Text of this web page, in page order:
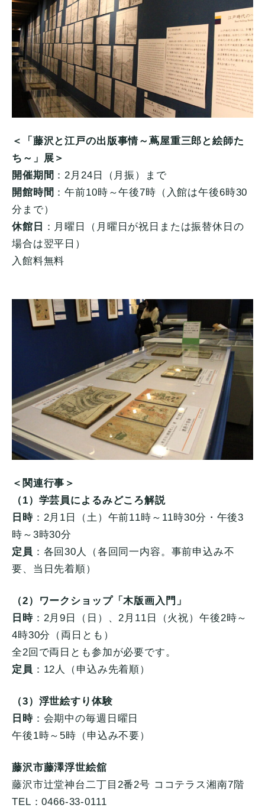
＜「藤沢と江戸の出版事情～蔦屋重三郎と絵師た
ち～」展＞
開催期間 ：2月24日（月振）まで
開館時間 ：午前10時～午後7時（入館は午後6時30
分まで）
休館日
：月曜日（月曜日が祝日または振替休日の
場合は翌平日）
入館料無料
＜関連行事＞
（1）学芸員によるみどころ解説
日時：2月1日（土）午前11時～11時30分・午後3
時～3時30分
定員 ：各回30人（各回同一内容。事前申込み不
要、当日先着順）
（2）ワークショップ「木版画入門」
日時：2月9日（日）、2月11日（火祝）午後2時～
4時30分（両日とも）
全2回で両日とも参加が必要です。
定員 ：12人（申込み先着順）
（3）浮世絵すり体験
日時：会期中の毎週日曜日
午後1時～5時（申込み不要）
藤沢市藤澤浮世絵舘
藤沢市辻堂神台二丁目2番2号 ココテラス湘南7階
TEL：0466-33-0111